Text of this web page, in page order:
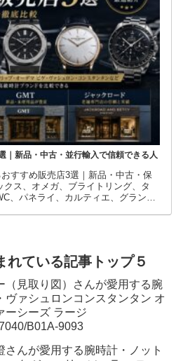
、パネライ、カルティエ、グランド
数多くのブランドとモデルがありま
れている記事トップ５
ヴァシュロンコンスタンタン オ